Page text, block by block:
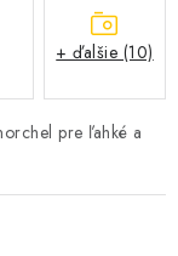
pre ľahké a
+ ďalšie (10)